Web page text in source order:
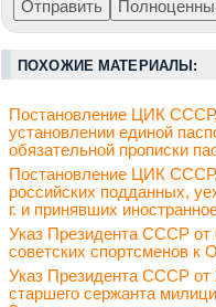
ПОХОЖИЕ МАТЕРИАЛЫ:
Постановление ЦИК
установлении единой
обязательной прописки
Постановление ЦИК
российских подданных,
г. и принявших
Указ Президента СССР от
советских спортсменов к
Указ Президента СССР от
старшего сержанта